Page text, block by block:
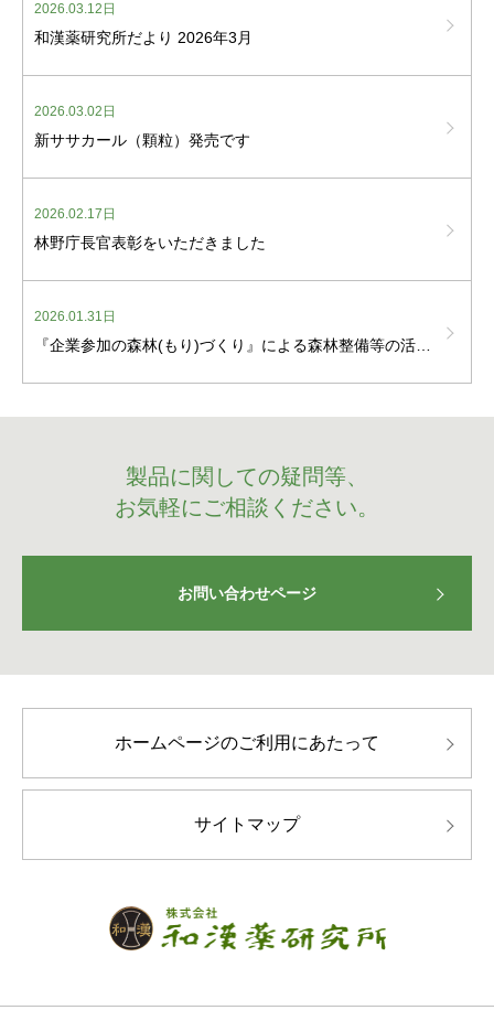
2026.03.12日
和漢薬研究所だより 2026年3月
2026.03.02日
新ササカール（顆粒）発売です
2026.02.17日
林野庁長官表彰をいただきました
2026.01.31日
製品に関しての疑問等、
お気軽にご相談ください。
お問い合わせページ
ホームページのご利用にあたって
サイトマップ